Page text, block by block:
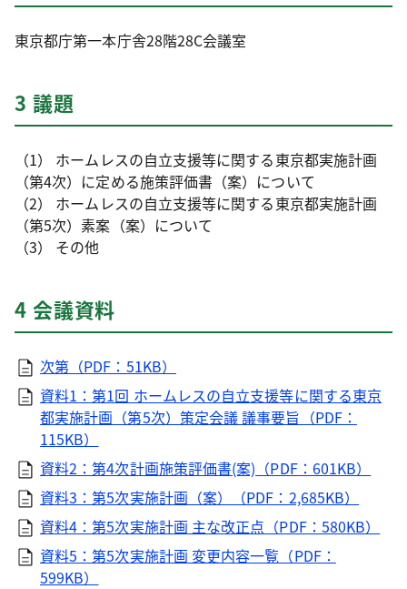
東京都庁第一本庁舎28階28C会議室
3 議題
（1） ホームレスの自立支援等に関する東京都実施計画
（第4次）に定める施策評価書（案）について
（2） ホームレスの自立支援等に関する東京都実施計画
（第5次）素案（案）について
（3） その他
4 会議資料
次第（PDF：51KB）
資料1：第1回 ホームレスの自立支援等に関する東京
都実施計画（第5次）策定会議 議事要旨（PDF：
115KB）
資料2：第4次計画施策評価書(案)（PDF：601KB）
資料3：第5次実施計画（案）（PDF：2,685KB）
資料4：第5次実施計画 主な改正点（PDF：580KB）
資料5：第5次実施計画 変更内容一覧（PDF：
599KB）